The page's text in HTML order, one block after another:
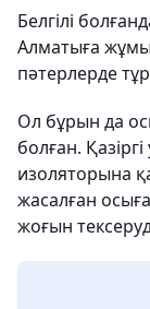
Белгілі
Алматыға
пәтерлерде
Ол бұрын да
болған.
изоляторына
жасалған
жоғын